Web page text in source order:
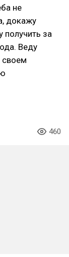
не
докажу
получить за
Веду
своем
460